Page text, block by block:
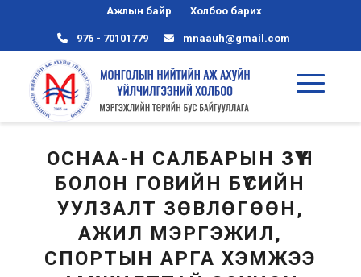
Ажлын байр Холбоо барих
976 - 70101779 mnaauh@gmail.com
ОСНАА-Н САЛБАРЫН ЗҮҮН
БОЛОН ГОВИЙН БҮСИЙН
УУЛЗАЛТ ЗӨВЛӨГӨӨН,
АЖИЛ МЭРГЭЖИЛ,
СПОРТЫН АРГА ХЭМЖЭЭ